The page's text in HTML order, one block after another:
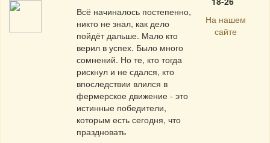
Всё начиналось постепенно,
никто не знал, как дело
пойдёт дальше. Мало кто
верил в успех. Было много
сомнений. Но те, кто тогда
рискнул и не сдался, кто
впоследствии влился в
фермерское движение - это
истинные победители,
которым есть сегодня, что
праздновать
На нашем
сайте